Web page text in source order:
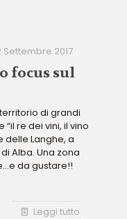
Settembre 2017
focus sul
di grandi
re dei vini, il vino
delle Langhe, a
Alba. Una zona
da gustare!!
Leggi tutto